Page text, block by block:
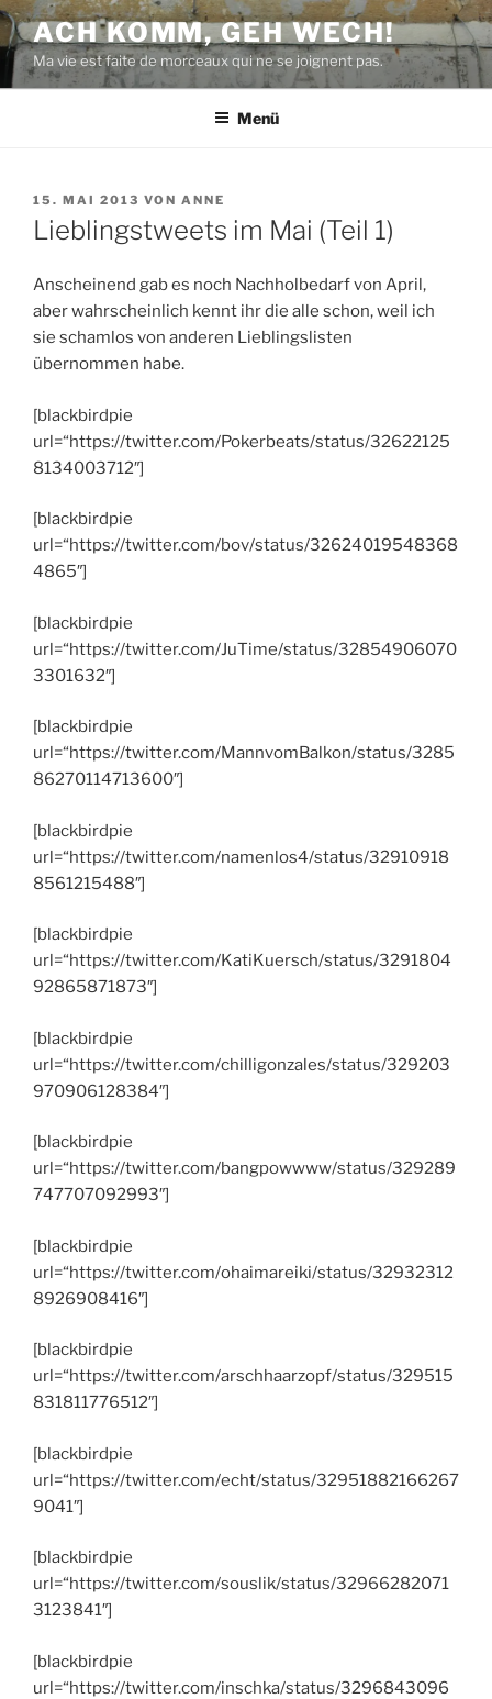
Zum
Inhalt
springen
ACH KOMM, GEH WECH!
Ma vie est faite de morceaux qui ne se joignent pas.
Menü
VERÖFFENTLICHT
AM
15. MAI 2013 VON ANNE
Lieblingstweets im Mai (Teil 1)
Anscheinend gab es noch Nachholbedarf von April,
aber wahrscheinlich kennt ihr die alle schon, weil ich
sie schamlos von anderen Lieblingslisten
übernommen habe.
[blackbirdpie
url=“https://twitter.com/Pokerbeats/status/32622125
8134003712″]
[blackbirdpie
url=“https://twitter.com/bov/status/32624019548368
4865″]
[blackbirdpie
url=“https://twitter.com/JuTime/status/32854906070
3301632″]
[blackbirdpie
url=“https://twitter.com/MannvomBalkon/status/3285
86270114713600″]
[blackbirdpie
url=“https://twitter.com/namenlos4/status/32910918
8561215488″]
[blackbirdpie
url=“https://twitter.com/KatiKuersch/status/3291804
92865871873″]
[blackbirdpie
url=“https://twitter.com/chilligonzales/status/329203
970906128384″]
[blackbirdpie
url=“https://twitter.com/bangpowwww/status/329289
747707092993″]
[blackbirdpie
url=“https://twitter.com/ohaimareiki/status/32932312
8926908416″]
[blackbirdpie
url=“https://twitter.com/arschhaarzopf/status/329515
831811776512″]
[blackbirdpie
url=“https://twitter.com/echt/status/32951882166267
9041″]
[blackbirdpie
url=“https://twitter.com/souslik/status/32966282071
3123841″]
[blackbirdpie
url=“https://twitter.com/inschka/status/3296843096